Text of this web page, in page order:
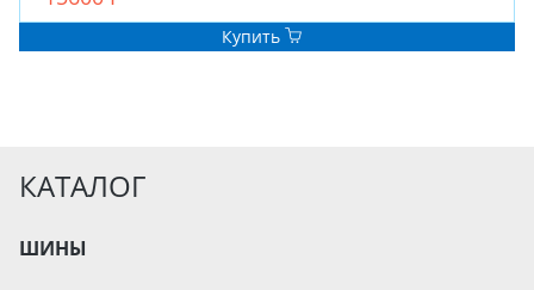
Купить
КАТАЛОГ
ШИНЫ